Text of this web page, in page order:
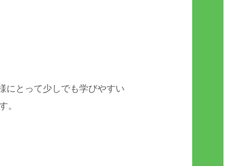
にとって少しでも学びやすい